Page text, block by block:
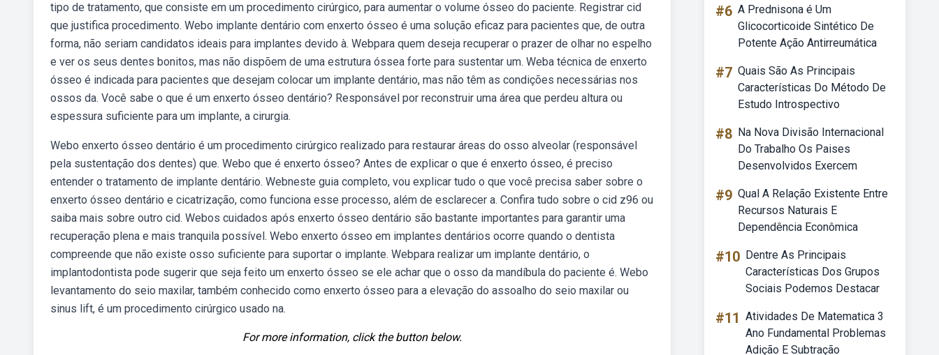
tipo de tratamento, que consiste em um procedimento cirúrgico, para aumentar o volume ósseo do paciente. Registrar cid
que justifica procedimento. Webo implante dentário com enxerto ósseo é uma solução eficaz para pacientes que, de outra
forma, não seriam candidatos ideais para implantes devido à. Webpara quem deseja recuperar o prazer de olhar no espelho
e ver os seus dentes bonitos, mas não dispõem de uma estrutura óssea forte para sustentar um. Weba técnica de enxerto
ósseo é indicada para pacientes que desejam colocar um implante dentário, mas não têm as condições necessárias nos
ossos da. Você sabe o que é um enxerto ósseo dentário? Responsável por reconstruir uma área que perdeu altura ou
espessura suficiente para um implante, a cirurgia.
Webo enxerto ósseo dentário é um procedimento cirúrgico realizado para restaurar áreas do osso alveolar (responsável
pela sustentação dos dentes) que. Webo que é enxerto ósseo? Antes de explicar o que é enxerto ósseo, é preciso
entender o tratamento de implante dentário. Webneste guia completo, vou explicar tudo o que você precisa saber sobre o
enxerto ósseo dentário e cicatrização, como funciona esse processo, além de esclarecer a. Confira tudo sobre o cid z96 ou
saiba mais sobre outro cid. Webos cuidados após enxerto ósseo dentário são bastante importantes para garantir uma
recuperação plena e mais tranquila possível. Webo enxerto ósseo em implantes dentários ocorre quando o dentista
compreende que não existe osso suficiente para suportar o implante. Webpara realizar um implante dentário, o
implantodontista pode sugerir que seja feito um enxerto ósseo se ele achar que o osso da mandíbula do paciente é. Webo
levantamento do seio maxilar, também conhecido como enxerto ósseo para a elevação do assoalho do seio maxilar ou
sinus lift, é um procedimento cirúrgico usado na.
For more information, click the button below.
#6 A Prednisona é Um
Glicocorticoide Sintético De
Potente Ação Antirreumática
#7 Quais São As Principais
Características Do Método De
Estudo Introspectivo
#8 Na Nova Divisão Internacional
Do Trabalho Os Paises
Desenvolvidos Exercem
#9 Qual A Relação Existente Entre
Recursos Naturais E
Dependência Econômica
#10 Dentre As Principais
Características Dos Grupos
Sociais Podemos Destacar
#11 Atividades De Matematica 3
Ano Fundamental Problemas
Adição E Subtração